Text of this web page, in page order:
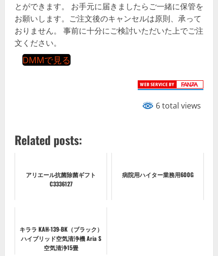
とができます。 お手元に届きましたらご一緒に保管を
お願いします。ご注文後のキャンセルは原則、承って
おりません。 事前に十分にご検討いただいた上でご注
文ください。
DMMで見る
6 total views
Related posts:
アリエール抗菌除菌ギフト
C3336127
病院用ハイター業務用600G
キララ KAH-139-BK（ブラック）
ハイブリッド空気清浄機 Aria S
空気清浄15畳